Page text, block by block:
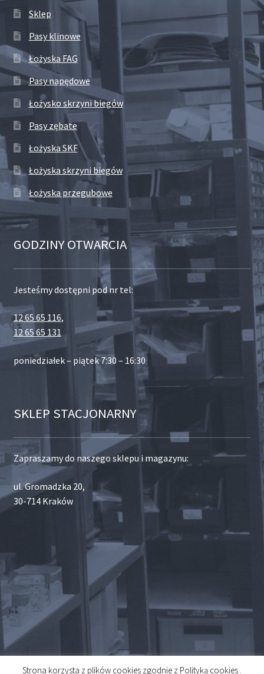
Sklep
Pasy klinowe
Łożyska FAG
Pasy napędowe
Łożysko skrzyni biegów
Pasy zębate
Łożyska SKF
Łożyska skrzyni biegów
Łożyska przegubowe
GODZINY OTWARCIA
Jesteśmy dostępni pod nr tel:
12 65 65 116,
12 65 65 131
poniedziałek – piątek 7:30 – 16:30
SKLEP STACJONARNY
Zapraszamy do naszego sklepu i magazynu:
ul. Gromadzka 20,
30-714 Kraków
Strona korzysta z plików cookies zgodnie z Polityką cookies .